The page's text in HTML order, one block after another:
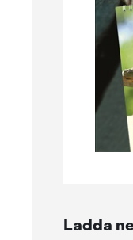
Ladda